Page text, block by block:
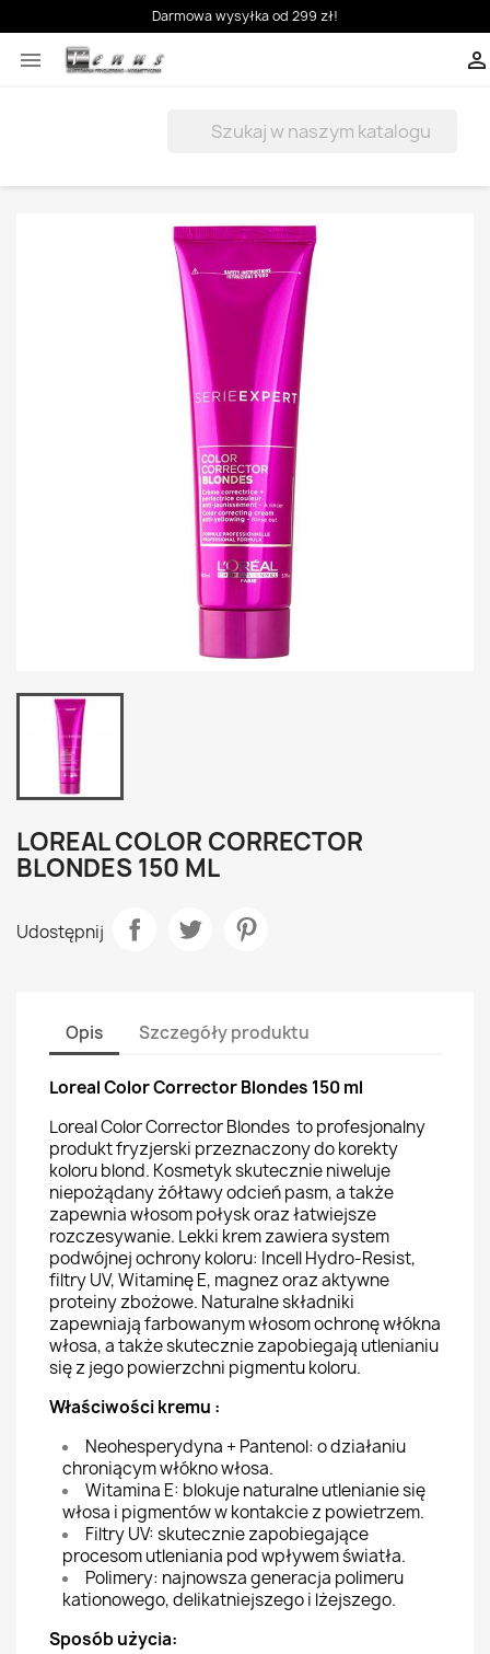
Darmowa wysyłka od 299 zł!
 
LOREAL COLOR CORRECTOR
BLONDES 150 ML
Udostępnij
Opis Szczegóły produktu
Loreal Color Corrector Blondes 150 ml
Loreal Color Corrector Blondes to profesjonalny
produkt fryzjerski przeznaczony do korekty
koloru blond. Kosmetyk skutecznie niweluje
niepożądany żółtawy odcień pasm, a także
zapewnia włosom połysk oraz łatwiejsze
rozczesywanie. Lekki krem zawiera system
podwójnej ochrony koloru: Incell Hydro-Resist,
filtry UV, Witaminę E, magnez oraz aktywne
proteiny zbożowe. Naturalne składniki
zapewniają farbowanym włosom ochronę włókna
włosa, a także skutecznie zapobiegają utlenianiu
się z jego powierzchni pigmentu koloru.
Właściwości kremu :
Neohesperydyna + Pantenol: o działaniu
chroniącym włókno włosa.
Witamina E: blokuje naturalne utlenianie się
włosa i pigmentów w kontakcie z powietrzem.
Filtry UV: skutecznie zapobiegające
procesom utleniania pod wpływem światła.
Polimery: najnowsza generacja polimeru
kationowego, delikatniejszego i lżejszego.
Sposób użycia: